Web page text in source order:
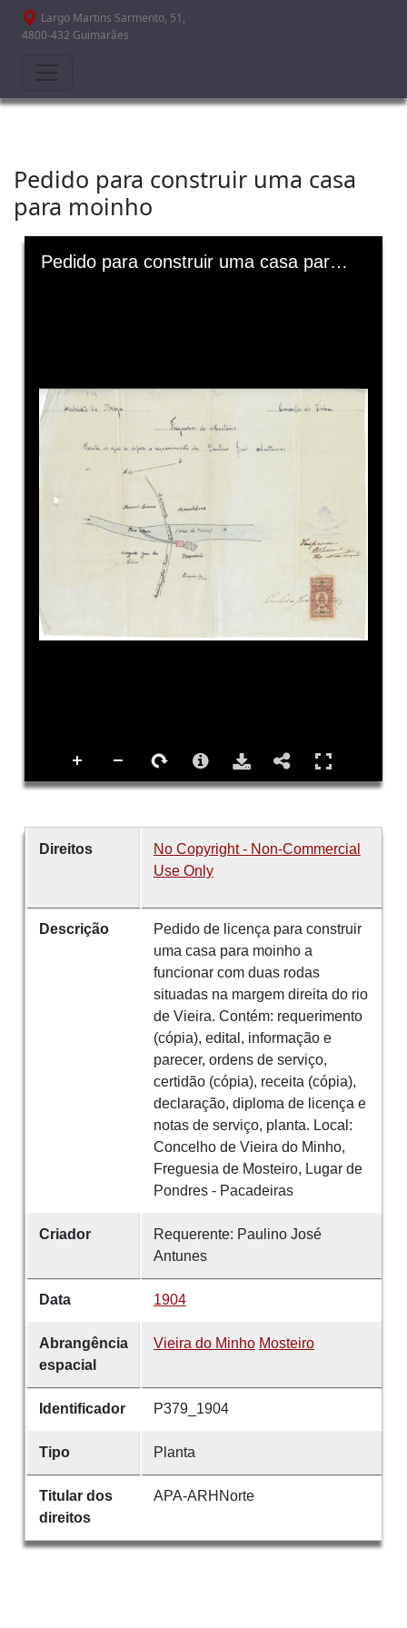
Passar para o conteúdo principal
Largo Martins Sarmento, 51,
4800-432 Guimarães
Pedido para construir uma casa
para moinho
Skip to downloads and alternative formats
Media Viewer Pedido para construir uma casa para moinho
Direitos
No Copyright - Non-Commercial
Use Only
Descrição
Pedido de licença para construir
uma casa para moinho a
funcionar com duas rodas
situadas na margem direita do rio
de Vieira. Contém: requerimento
(cópia), edital, informação e
parecer, ordens de serviço,
certidão (cópia), receita (cópia),
declaração, diploma de licença e
notas de serviço, planta. Local:
Concelho de Vieira do Minho,
Freguesia de Mosteiro, Lugar de
Pondres - Pacadeiras
Criador
Requerente: Paulino José
Antunes
Data 1904
Abrangência
espacial
Vieira do Minho Mosteiro
Identificador P379_1904
Tipo Planta
Titular dos
direitos
APA-ARHNorte